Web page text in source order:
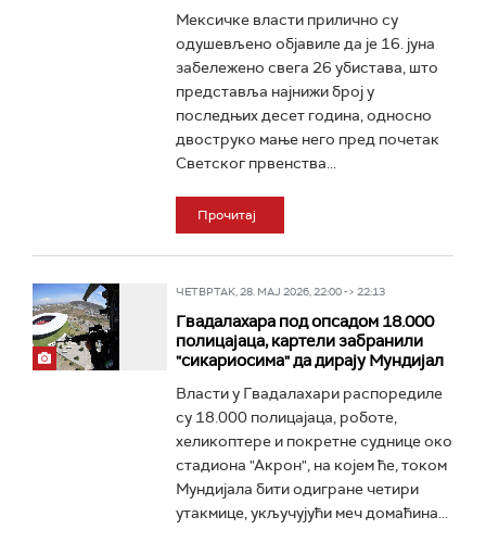
Мексичке власти прилично су
одушевљено објавиле да је 16. јуна
забележено свега 26 убистава, што
представља најнижи број у
последњих десет година, односно
двоструко мање него пред почетак
Светског првенства...
Прочитај
ЧЕТВРТАК, 28. МАЈ 2026, 22:00 -> 22:13
Гвадалахара под опсадом 18.000
полицајаца, картели забранили
"сикариосима" да дирају Мундијал
Власти у Гвадалахари распоредиле
су 18.000 полицајаца, роботе,
хеликоптере и покретне суднице око
стадиона "Акрон", на којем ће, током
Мундијала бити одигране четири
утакмице, укључујући меч домаћина...